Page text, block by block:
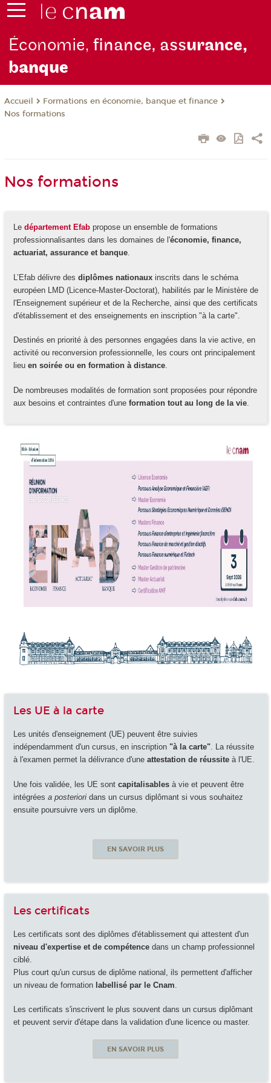
Économie,finance, assurance,
banque
Accueil
Formations en économie, banque et finance
Nos formations
Nos formations
Le département Efabpropose un ensemble de formations
professionnalisantes dans les domaines de l'économie, finance,
actuariat, assurance et banque.
L’Efab délivre des diplômes nationauxinscrits dans le schéma
européen LMD (Licence-Master-Doctorat), habilités par le Ministère de
l'Enseignement supérieur et de la Recherche, ainsi que des certificats
d'établissement et des enseignements en inscription "à la carte".
Destinés en priorité à des personnes engagées dans la vie active, en
activité ou reconversion professionnelle, les cours ont principalement
lieu en soirée ou en formation à distance.
De nombreuses modalités de formation sont proposées pour répondre
aux besoins et contraintes d'une formation tout au long de la vie.
Les UE à la carte
Les unités d'enseignement (UE) peuvent être suivies
indépendamment d'un cursus, en inscription "à la carte". La réussite
à l'examen permet la délivrance d'une attestation de réussiteà l'UE.
Une fois validée, les UE sont capitalisables à vie et peuvent être
intégrées a posterioridans un cursus diplômant si vous souhaitez
ensuite poursuivre vers un diplôme.
EN SAVOIR PLUS
Les certificats
Les certificats sont des diplômes d'établissement qui attestent d'un
niveau d'expertise et de compétencedans un champ professionnel
ciblé.
Plus court qu'un cursus de diplôme national, ils permettent d'afficher
un niveau de formation labellisé par le Cnam
Les certificats s'inscrivent le plus souvent dans un cursus diplômant
et peuvent servir d'étape dans la validation d'une licence ou master.
EN SAVOIR PLUS